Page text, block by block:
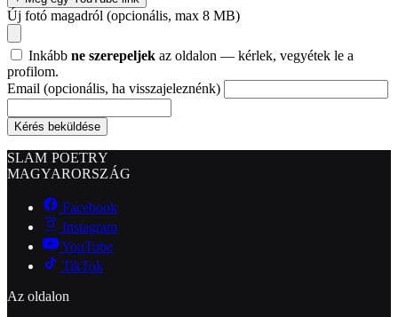
Új fotó magadról (opcionális, max 8 MB)
Inkább ne szerepeljek az oldalon — kérlek, vegyétek le a
profilom.
Email (opcionális, ha visszajeleznénk)
Kérés beküldése
SLAM POETRY
MAGYARORSZÁG
Facebook
Instagram
YouTube
TikTok
Az oldalon